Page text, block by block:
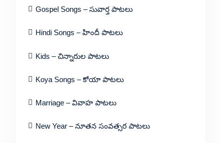
Gospel Songs – సువార్త పాటలు
Hindi Songs – హిందీ పాటలు
Kids – చిన్నారుల పాటలు
Koya Songs – కోయా పాటలు
Marriage – వివాహ పాటలు
New Year – నూతన సంవత్సర పాటలు